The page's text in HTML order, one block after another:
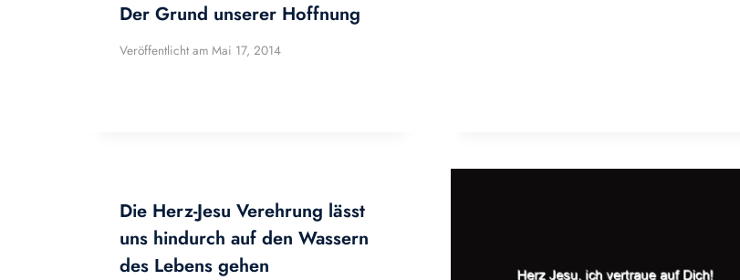
Der Grund unserer Hoffnung
Veröffentlicht am Mai 17, 2014
Die Herz-Jesu Verehrung lässt
uns hindurch auf den Wassern
des Lebens gehen